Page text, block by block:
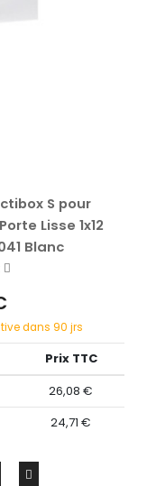
S pour
Lisse 1x12
Blanc
dans 90 jrs
Prix TTC
26,08 €
24,71 €